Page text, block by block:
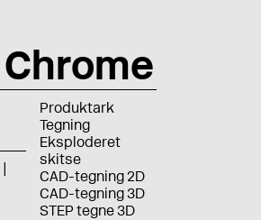
Chrome
Produktark
Tegning
Eksploderet
skitse
CAD-tegning 2D
CAD-tegning 3D
STEP tegne 3D